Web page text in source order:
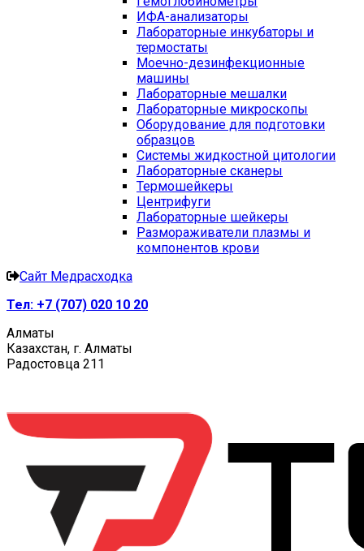
ИФА-анализаторы
Лабораторные инкубаторы и
термостаты
Моечно-дезинфекционные
машины
Лабораторные мешалки
Лабораторные микроскопы
Оборудование для подготовки
образцов
Системы жидкостной цитологии
Лабораторные сканеры
Термошейкеры
Центрифуги
Лабораторные шейкеры
Размораживатели плазмы и
компонентов крови
Сайт Медрасходка
Тел: +7 (707) 020 10 20
Алматы
Казахстан, г. Алматы
Радостовца 211